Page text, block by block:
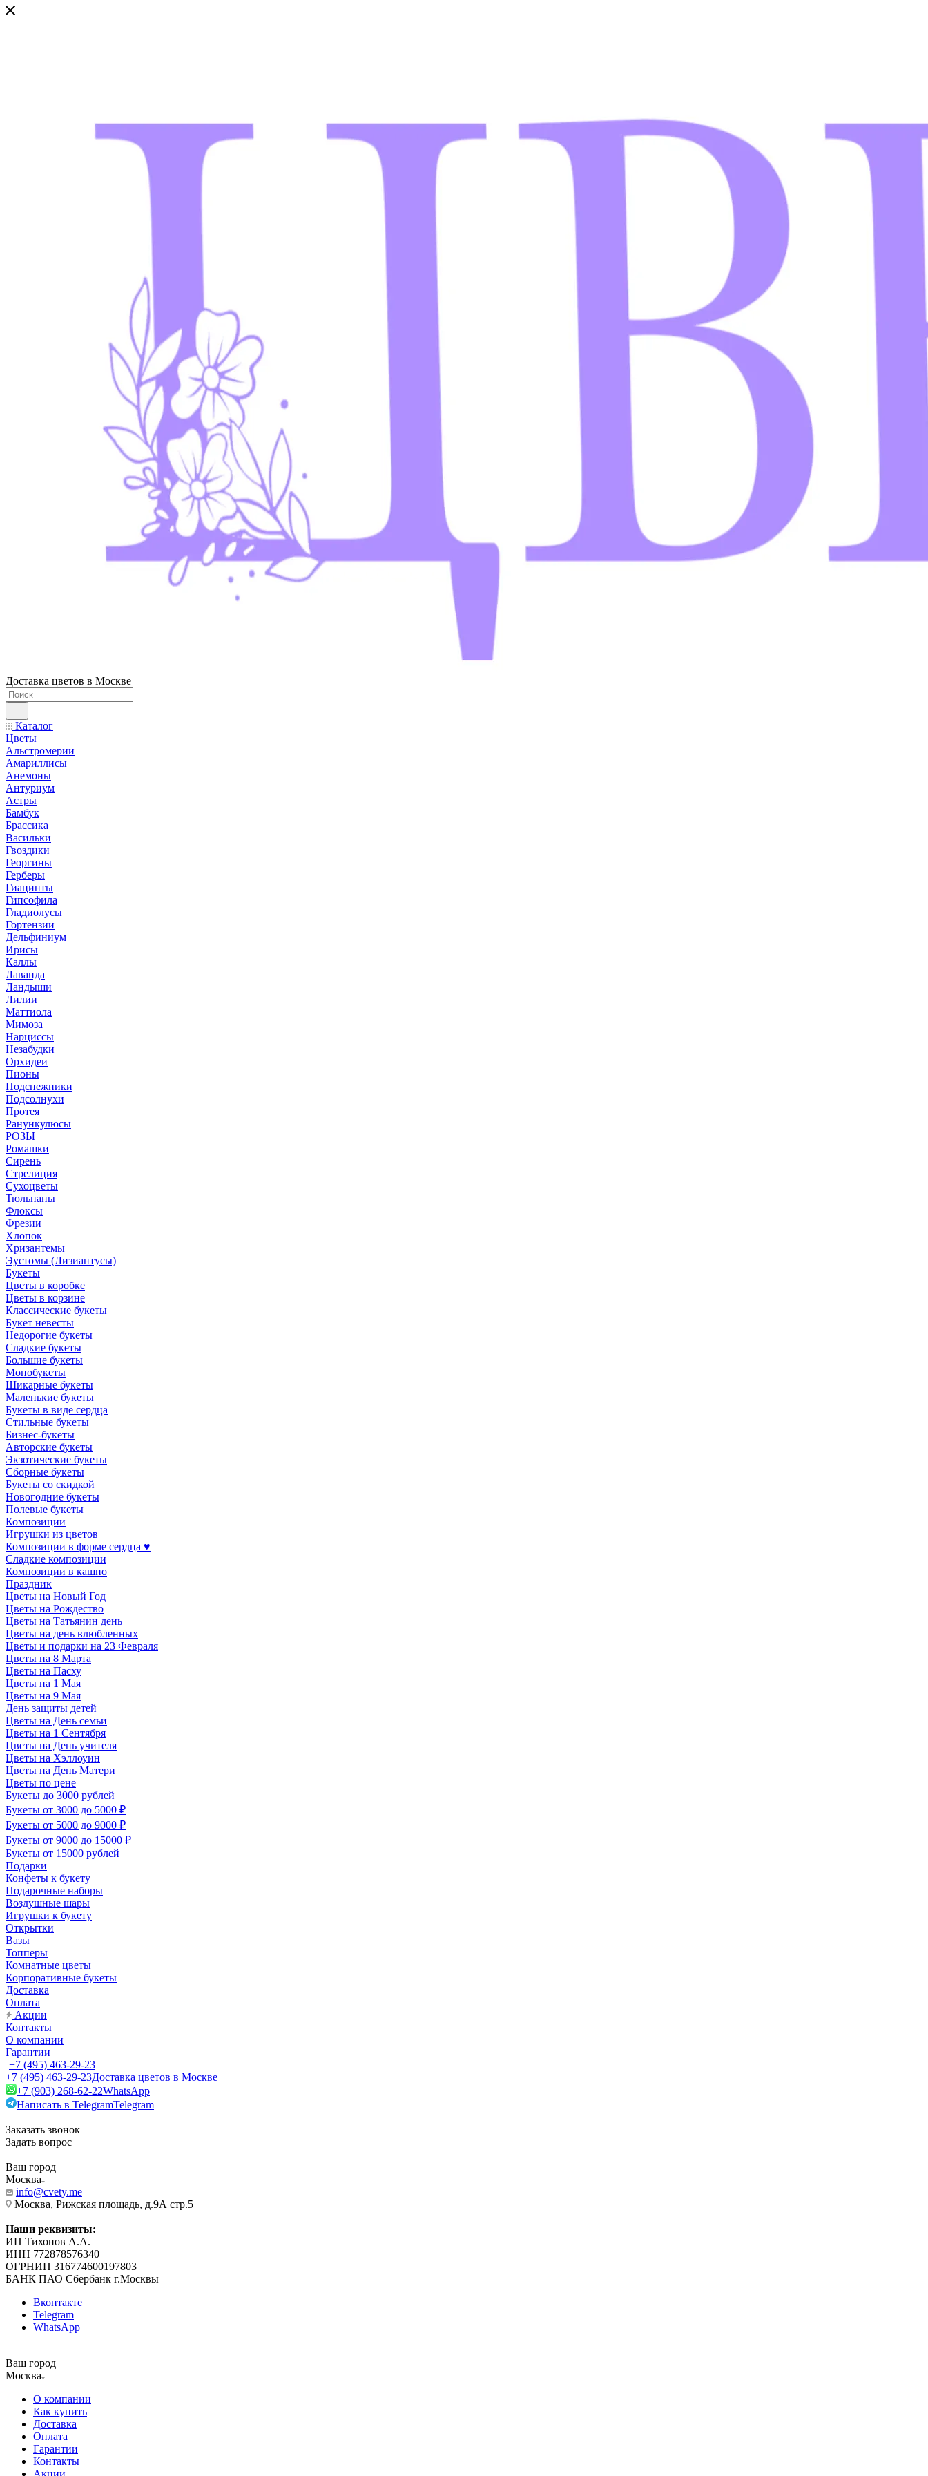
Доставка цветов в Москве
Каталог
Цветы
Альстромерии
Амариллисы
Анемоны
Антуриум
Астры
Бамбук
Брассика
Васильки
Гвоздики
Георгины
Герберы
Гиацинты
Гипсофила
Гладиолусы
Гортензии
Дельфиниум
Ирисы
Каллы
Лаванда
Ландыши
Лилии
Маттиола
Мимоза
Нарциссы
Незабудки
Орхидеи
Пионы
Подснежники
Подсолнухи
Протея
Ранункулюсы
РОЗЫ
Ромашки
Сирень
Стрелиция
Сухоцветы
Тюльпаны
Флоксы
Фрезии
Хлопок
Хризантемы
Эустомы (Лизиантусы)
Букеты
Цветы в коробке
Цветы в корзине
Классические букеты
Букет невесты
Недорогие букеты
Сладкие букеты
Большие букеты
Монобукеты
Шикарные букеты
Маленькие букеты
Букеты в виде сердца
Стильные букеты
Бизнес-букеты
Авторские букеты
Экзотические букеты
Сборные букеты
Букеты со скидкой
Новогодние букеты
Полевые букеты
Композиции
Игрушки из цветов
Композиции в форме сердца ♥
Сладкие композиции
Композиции в кашпо
Праздник
Цветы на Новый Год
Цветы на Рождество
Цветы на Татьянин день
Цветы на день влюбленных
Цветы и подарки на 23 Февраля
Цветы на 8 Марта
Цветы на Пасху
Цветы на 1 Мая
Цветы на 9 Мая
День защиты детей
Цветы на День семьи
Цветы на 1 Сентября
Цветы на День учителя
Цветы на Хэллоуин
Цветы на День Матери
Цветы по цене
Букеты до 3000 рублей
Букеты от 3000 до 5000 ₽
Букеты от 5000 до 9000 ₽
Букеты от 9000 до 15000 ₽
Букеты от 15000 рублей
Подарки
Конфеты к букету
Подарочные наборы
Воздушные шары
Игрушки к букету
Открытки
Вазы
Топперы
Комнатные цветы
Корпоративные букеты
Доставка
Оплата
Акции
Контакты
О компании
Гарантии
+7 (495) 463-29-23
+7 (495) 463-29-23Доставка цветов в Москве
+7 (903) 268-62-22WhatsApp
Написать в TelegramTelegram
Заказать звонок
Задать вопрос
Ваш город
Москва
info@cvety.me
Москва, Рижская площадь, д.9А стр.5
Наши реквизиты:
ИП Тихонов А.А.
ИНН 772878576340
ОГРНИП 316774600197803
БАНК ПАО Сбербанк г.Москвы
Вконтакте
Telegram
WhatsApp
Ваш город
Москва
О компании
Как купить
Доставка
Оплата
Гарантии
Контакты
Акции